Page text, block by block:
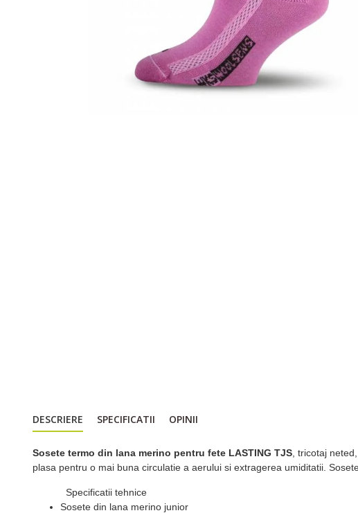
DESCRIERE SPECIFICATII OPINII
Sosete termo din lana merino pentru fete LASTING TJS , tricotaj
plasa pentru o mai buna circulatie a aerului si extragerea umiditatii.
Specificatii tehnice
Sosete din lana merino junior